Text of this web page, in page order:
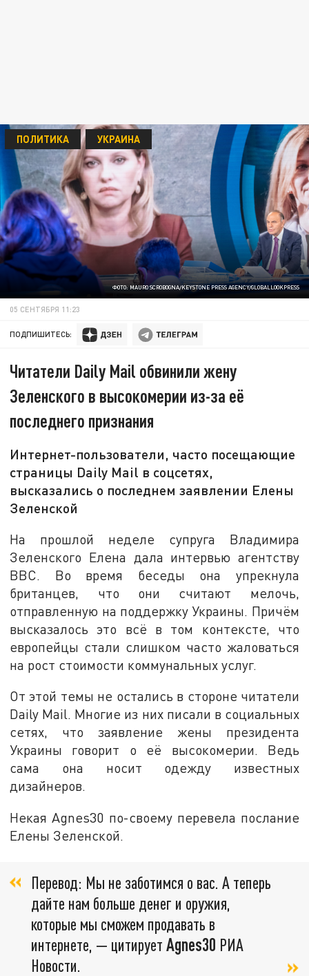
ФОТО: MAURO SCROBOGNA/KEYSTONE PRESS AGENCY/GLOBALLOOKPRESS
ПОЛИТИКА УКРАИНА
05 СЕНТЯБРЯ 11:23
ПОДПИШИТЕСЬ:
Читатели Daily Mail обвинили жену
Зеленского в высокомерии из-за её
последнего признания
Интернет-пользователи, часто посещающие
страницы Daily Mail в соцсетях,
высказались о последнем заявлении Елены
Зеленской
На прошлой неделе супруга Владимира
Зеленского Елена дала интервью агентству
BBC. Во время беседы она упрекнула
британцев, что они считают мелочь,
отправленную на поддержку Украины. Причём
высказалось это всё в том контексте, что
европейцы стали слишком часто жаловаться
на рост стоимости коммунальных услуг.
От этой темы не остались в стороне читатели
Daily Mail. Многие из них писали в социальных
сетях, что заявление жены президента
Украины говорит о её высокомерии. Ведь
сама она носит одежду известных
дизайнеров.
Некая Agnes30 по-своему перевела послание
Елены Зеленской.
Перевод: Мы не заботимся о вас. А теперь
дайте нам больше денег и оружия,
которые мы сможем продавать в
интернете, — цитирует Agnes30 РИА
Новости.